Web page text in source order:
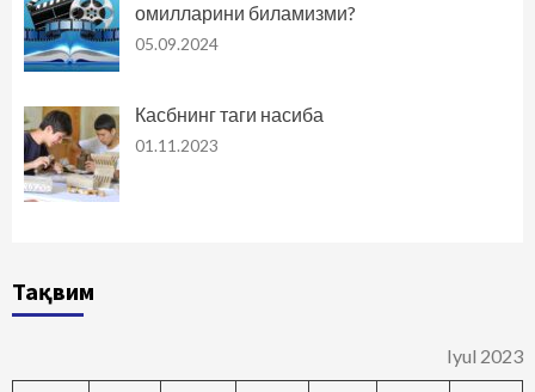
омилларини биламизми?
05.09.2024
Касбнинг таги насиба
01.11.2023
Тақвим
Iyul 2023